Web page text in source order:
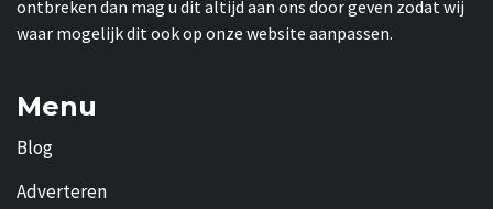
ontbreken dan mag u dit altijd aan ons door geven zodat wij
waar mogelijk dit ook op onze website aanpassen.
Menu
Blog
Adverteren